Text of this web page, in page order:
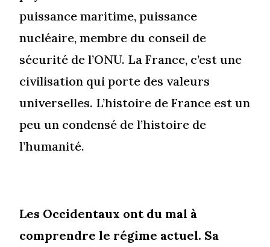
puissance maritime, puissance
nucléaire, membre du conseil de
sécurité de l’ONU. La France, c’est une
civilisation qui porte des valeurs
universelles. L’histoire de France est un
peu un condensé de l’histoire de
l’humanité.
Les Occidentaux ont du mal à
comprendre le régime actuel. Sa